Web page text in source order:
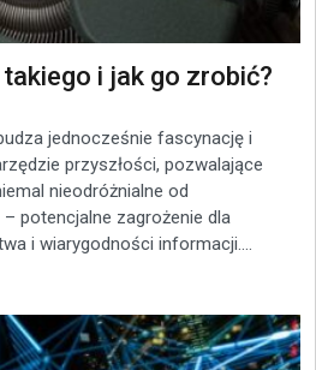
i jak go zrobić?
jednocześnie fascynację i
przyszłości, pozwalające
nieodróżnialne od
potencjalne zagrożenie dla
i wiarygodności informacji....